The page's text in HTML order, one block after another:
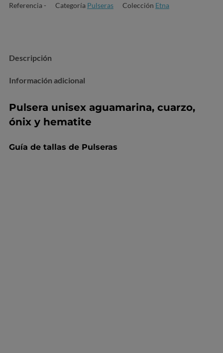
Referencia - Categoría Pulseras Colección Etna
Descripción
Información adicional
Pulsera unisex aguamarina, cuarzo,
ónix y hematite
Guía de tallas de Pulseras